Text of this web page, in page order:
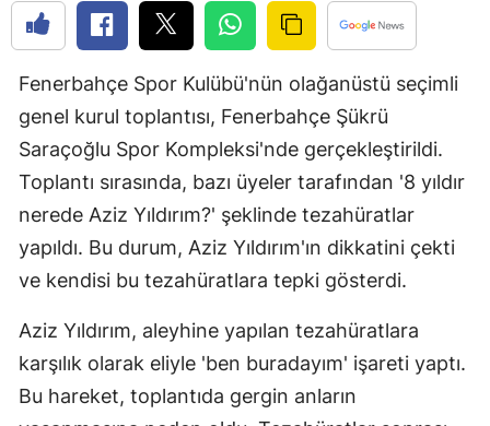
Diyarbakır
Edirne
Elazığ
Erzincan
Erzurum
Eskişehir
Gaziantep
Gümüşhane
Fenerbahçe Spor Kulübü'nün olağanüstü seçimli
genel kurul toplantısı, Fenerbahçe Şükrü
Saraçoğlu Spor Kompleksi'nde gerçekleştirildi.
Toplantı sırasında, bazı üyeler tarafından '8 yıldır
nerede Aziz Yıldırım?' şeklinde tezahüratlar
yapıldı. Bu durum, Aziz Yıldırım'ın dikkatini çekti
ve kendisi bu tezahüratlara tepki gösterdi.
Aziz Yıldırım, aleyhine yapılan tezahüratlara
karşılık olarak eliyle 'ben buradayım' işareti yaptı.
Bu hareket, toplantıda gergin anların